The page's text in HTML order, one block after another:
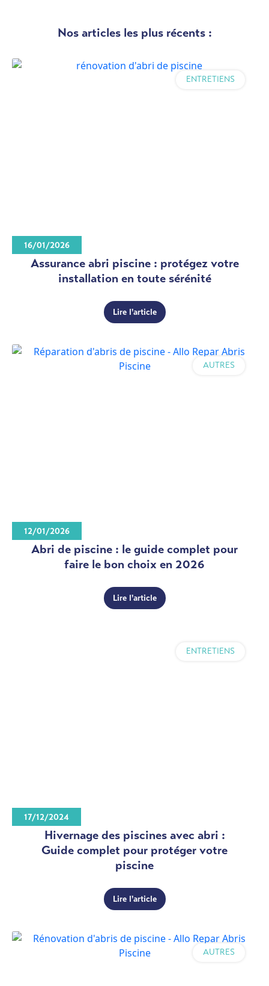
Nos articles les plus récents :
ENTRETIENS
Assurance abri piscine : protégez votre
installation en toute sérénité
Lire l'article
16/01/2026
AUTRES
Abri de piscine : le guide complet pour
faire le bon choix en 2026
Lire l'article
12/01/2026
ENTRETIENS
Hivernage des piscines avec abri :
Guide complet pour protéger votre
piscine
Lire l'article
17/12/2024
AUTRES